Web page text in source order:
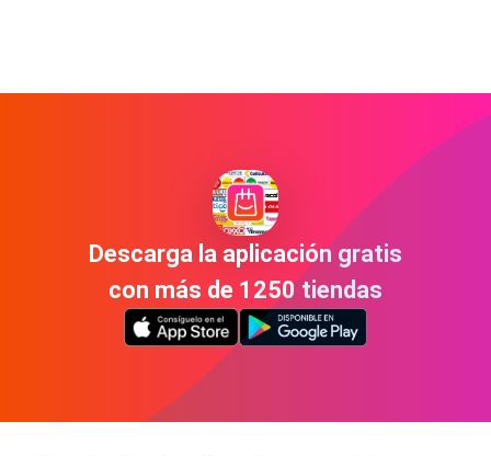
Descarga la aplicación gratis
con más de 1250 tiendas